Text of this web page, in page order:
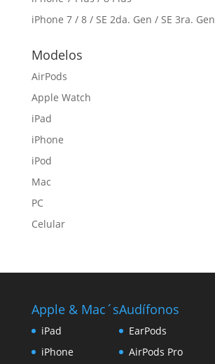
iPhone 7 / 8 / SE 2da. Gen / SE 3ra. Gen
Modelos
AirPods
Apple Watch
iPad
iPhone
iPod
Mac
PC
Celular
Apple & Mac´s
iPad
iPhone
Audífonos
EarPods
AirPods Pro